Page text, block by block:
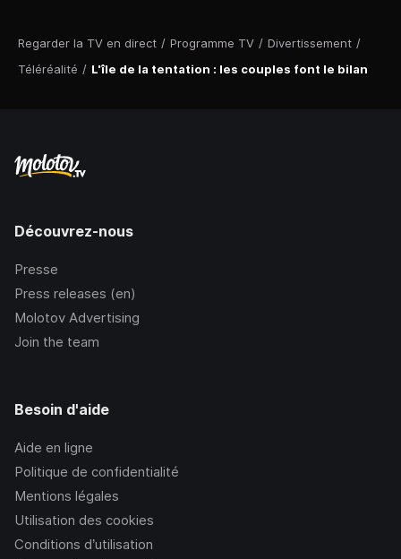
Regarder la TV en direct / Programme TV / Divertissement /
Téléréalité / L'île de la tentation : les couples font le bilan
Découvrez-nous
Presse
Press releases (en)
Molotov Advertising
Join the team
Besoin d'aide
Aide en ligne
Politique de confidentialité
Mentions légales
Utilisation des cookies
Conditions d’utilisation